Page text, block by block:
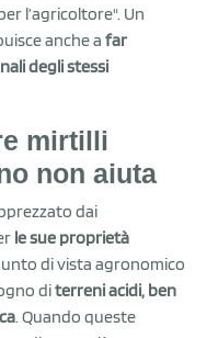
l’agricoltore". Un
anche a far
degli stessi
mirtilli
non aiuta
dai
le sue proprietà
di vista agronomico
diterreni acidi, ben
. Quando queste